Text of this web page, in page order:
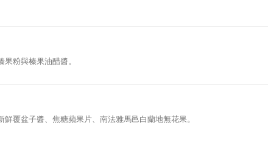
粉與榛果油醋醬。
覆盆子醬、焦糖蘋果片、南法雅馬邑白蘭地無花果。